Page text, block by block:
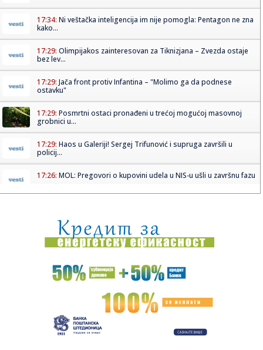
17:34: Ni veštačka inteligencija im nije pomogla: Pentagon ne zna
kako...
17:29: Olimpijakos zainteresovan za Tiknizjana – Zvezda ostaje
bez lev...
17:29: Jača front protiv Infantina – "Molimo ga da podnese
ostavku"
17:29: Posmrtni ostaci pronađeni u trećoj mogućoj masovnoj
grobnici u...
17:29: Haos u Galeriji! Sergej Trifunović i supruga završili u
policij...
17:26: MOL: Pregovori o kupovini udela u NIS-u ušli u završnu fazu
17:19:Lažomer: "Apsurdna diktatura blokadera; Apsolutna
poslušnost" V...
17:19:Nova eskalacija u Ormuskom moreuzu: Napadnuta tri
naftna broda
Još sedam obolelih u Severnoj Makedoniji od groznice
17:16:Od 'strašno je' do 'političke igre': Očekivanja od posete